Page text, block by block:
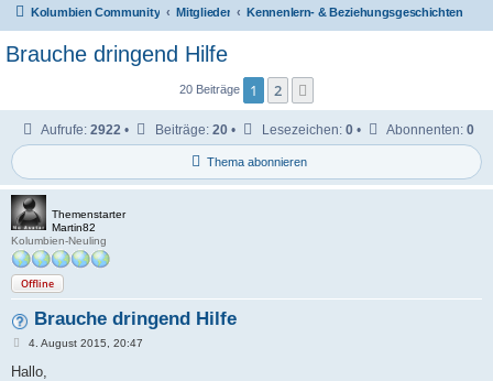
Kolumbien Community Mitglieder Kennenlern- & Beziehungsgeschichten
Brauche dringend Hilfe
20 Beiträge 1 2
Thema abonnieren
Aufrufe: 2922 • Beiträge: 20 • Lesezeichen: 0 • Abonnenten: 0
Themenstarter
Martin82
Kolumbien-Neuling
Offline
Brauche dringend Hilfe
B
i
4. August 2015, 20:47
Hallo,